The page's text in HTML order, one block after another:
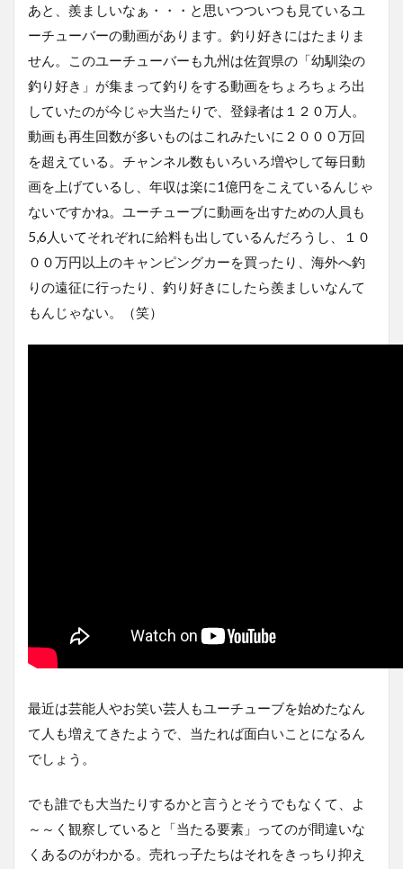
あと、羨ましいなぁ・・・と思いつついつも見ているユ
ーチューバーの動画があります。釣り好きにはたまりま
せん。このユーチューバーも九州は佐賀県の「幼馴染の
釣り好き」が集まって釣りをする動画をちょろちょろ出
していたのが今じゃ大当たりで、登録者は１２０万人。
動画も再生回数が多いものはこれみたいに２０００万回
を超えている。チャンネル数もいろいろ増やして毎日動
画を上げているし、年収は楽に1億円をこえているんじゃ
ないですかね。ユーチューブに動画を出すための人員も
5,6人いてそれぞれに給料も出しているんだろうし、１０
００万円以上のキャンピングカーを買ったり、海外へ釣
りの遠征に行ったり、釣り好きにしたら羨ましいなんて
もんじゃない。（笑）
最近は芸能人やお笑い芸人もユーチューブを始めたなん
て人も増えてきたようで、当たれば面白いことになるん
でしょう。
でも誰でも大当たりするかと言うとそうでもなくて、よ
～～く観察していると「当たる要素」ってのが間違いな
くあるのがわかる。売れっ子たちはそれをきっちり抑え